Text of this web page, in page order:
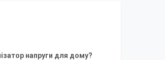
напруги для дому?